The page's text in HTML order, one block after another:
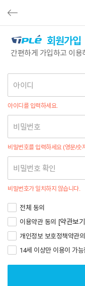
이전
회원가입
간편하게 가입하고 이용
아이디
아이디를 입력하세요.
비밀번호
비밀번호를 입력하세요 (영문/
비밀번호 확인
비밀번호가 일치하지 않습니다.
전체 동의
이용약관 동의 [약관보
개인정보 보호정책약관
14세 이상만 이용이 가